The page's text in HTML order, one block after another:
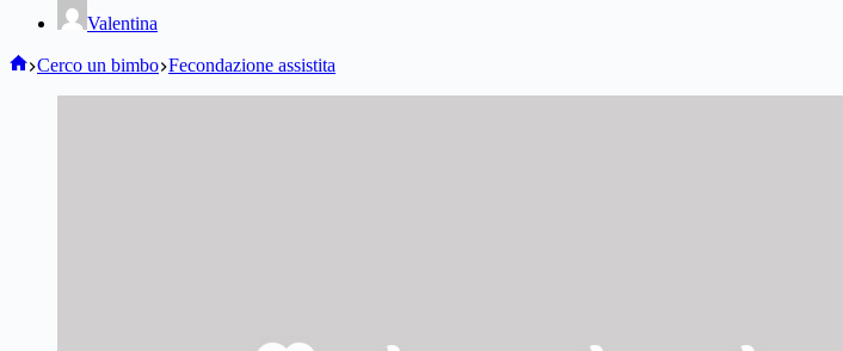
Valentina
Home
Cerco un bimbo Fecondazione assistita